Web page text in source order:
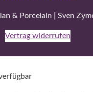
& Porcelain | Sven
Vertrag widerrufen